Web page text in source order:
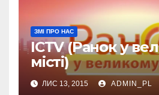
ЗМІ ПРО НАС
ICTV (Ранок у
місті)
ЛИС 13, 2015 ADMIN_PL